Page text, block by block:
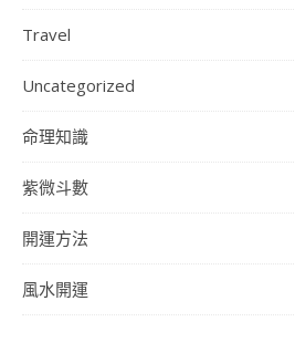
Travel
Uncategorized
命理知識
紫微斗數
開運方法
風水開運